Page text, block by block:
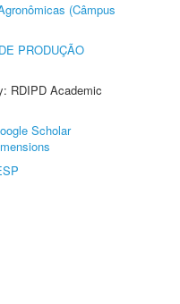
(Câmpus
PRODUÇÃO
RDIPD Academic
Scholar